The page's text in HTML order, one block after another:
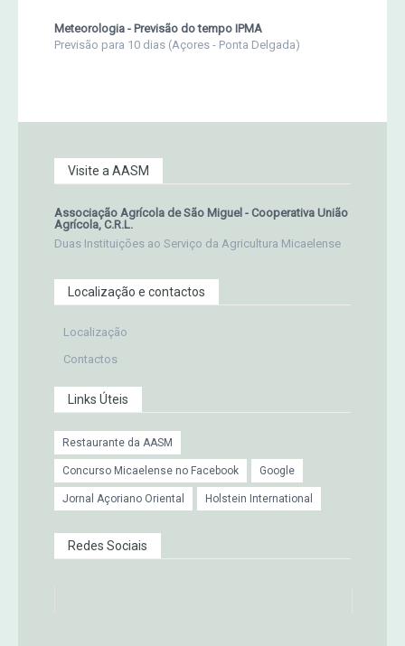
Meteorologia - Previsão do tempo IPMA
Previsão para 10 dias (Açores - Ponta Delgada)
Visite a AASM
Associação Agrícola de São Miguel - Cooperativa União
Agrícola, C.R.L.
Duas Instituições ao Serviço da Agricultura Micaelense
Localização e contactos
Localização
Contactos
Links Úteis
Restaurante da AASM
Concurso Micaelense no Facebook Google
Jornal Açoriano Oriental Holstein International
Redes Sociais